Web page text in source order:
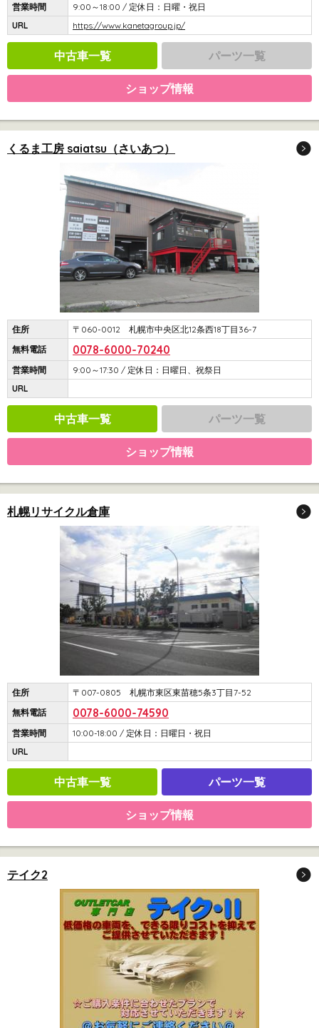
営業時間
9:00～18:00 / 定休日：日曜・祝日
URL
https://www.kanetagroup.jp/
中古車一覧 パーツ一覧
ショップ情報
くるま工房 saiatsu（さいあつ）
住所
〒060-0012 札幌市中央区北12条西18丁目36-7
無料電話
0078-6000-70240
営業時間
9:00～17:30 / 定休日：日曜日、祝祭日
URL
中古車一覧 パーツ一覧
ショップ情報
札幌リサイクル倉庫
住所
〒007-0805 札幌市東区東苗穂5条3丁目7-52
無料電話
0078-6000-74590
営業時間
10:00-18:00 / 定休日：日曜日・祝日
URL
中古車一覧 パーツ一覧
ショップ情報
テイク2